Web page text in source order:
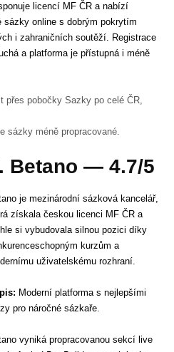
licencí MF ČR a nabízí
sázky online s dobrým pokrytím
i zahraničních soutěží. Registrace
a platforma je přístupná i méně
přes pobočky Sazky po celé ČR,
sázky méně propracované.
Betano — 4.7/5
je mezinárodní sázková kancelář,
získala českou licenci MF ČR a
si vybudovala silnou pozici díky
kurzům a
uživatelskému rozhraní.
Moderní platforma s nejlepšími
pro náročné sázkaře.
vyniká propracovanou sekcí live